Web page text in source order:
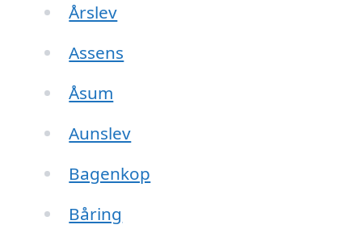
Årslev
Assens
Åsum
Aunslev
Bagenkop
Båring